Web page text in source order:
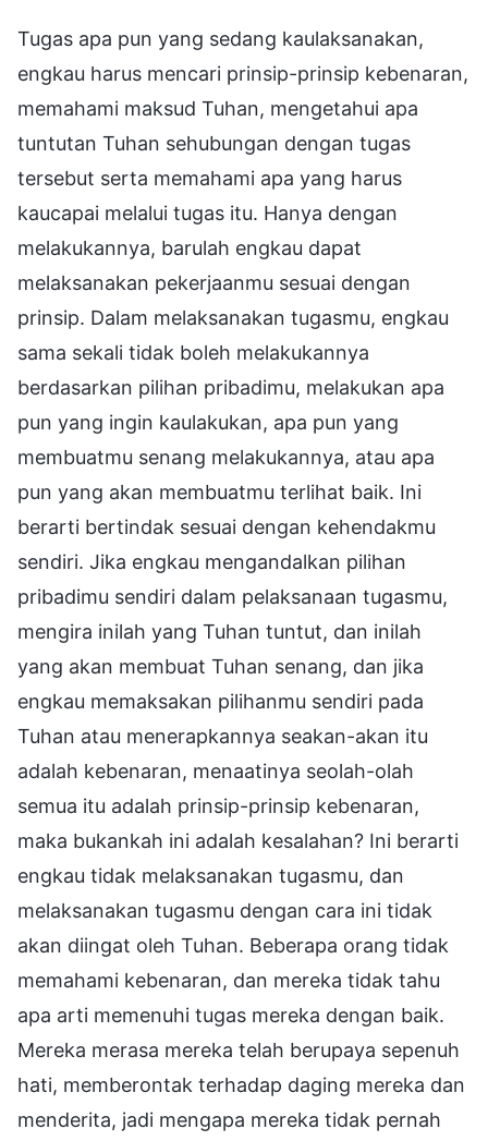
Tugas apa pun yang sedang kaulaksanakan,
engkau harus mencari prinsip-prinsip kebenaran,
memahami maksud Tuhan, mengetahui apa
tuntutan Tuhan sehubungan dengan tugas
tersebut serta memahami apa yang harus
kaucapai melalui tugas itu. Hanya dengan
melakukannya, barulah engkau dapat
melaksanakan pekerjaanmu sesuai dengan
prinsip. Dalam melaksanakan tugasmu, engkau
sama sekali tidak boleh melakukannya
berdasarkan pilihan pribadimu, melakukan apa
pun yang ingin kaulakukan, apa pun yang
membuatmu senang melakukannya, atau apa
pun yang akan membuatmu terlihat baik. Ini
berarti bertindak sesuai dengan kehendakmu
sendiri. Jika engkau mengandalkan pilihan
pribadimu sendiri dalam pelaksanaan tugasmu,
mengira inilah yang Tuhan tuntut, dan inilah
yang akan membuat Tuhan senang, dan jika
engkau memaksakan pilihanmu sendiri pada
Tuhan atau menerapkannya seakan-akan itu
adalah kebenaran, menaatinya seolah-olah
semua itu adalah prinsip-prinsip kebenaran,
maka bukankah ini adalah kesalahan? Ini berarti
engkau tidak melaksanakan tugasmu, dan
melaksanakan tugasmu dengan cara ini tidak
akan diingat oleh Tuhan. Beberapa orang tidak
memahami kebenaran, dan mereka tidak tahu
apa arti memenuhi tugas mereka dengan baik.
Mereka merasa mereka telah berupaya sepenuh
hati, memberontak terhadap daging mereka dan
menderita, jadi mengapa mereka tidak pernah